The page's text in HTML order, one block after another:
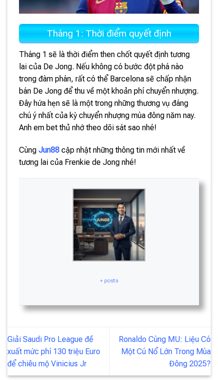
Tháng 1: Thời điểm quyết định
Tháng 1 sẽ là thời điểm then chốt quyết định tương
lai của De Jong. Nếu không có bước đột phá nào
trong đàm phán, rất có thể Barcelona sẽ chấp nhận
bán De Jong để thu về một khoản phí chuyển nhượng.
Đây hứa hẹn sẽ là một trong những thương vụ đáng
chú ý nhất của kỳ chuyển nhượng mùa đông năm nay.
Anh em bet thủ nhớ theo dõi sát sao nhé!
Cùng Jun88 cập nhật những thông tin mới nhất về
tương lai của Frenkie de Jong nhé!
+ posts
Giải Saudi Pro League đề
xuất mức phí 130 triệu Euro
để chiêu mộ Vinicius Jr
Ronaldo Cùng MU: Liệu Có
Một Cú Nổ Lớn Trong Mùa
Đông 2025?